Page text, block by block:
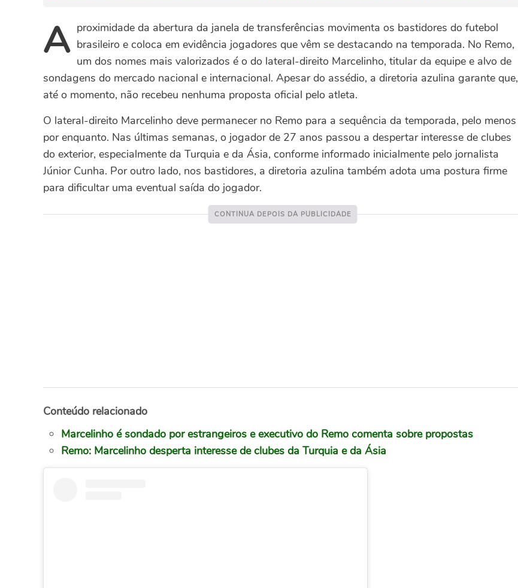
A proximidade da abertura da janela de transferências movimenta os bastidores do futebol
brasileiro e coloca em evidência jogadores que vêm se destacando na temporada. No Remo,
um dos nomes mais valorizados é o do lateral-direito Marcelinho, titular da equipe e alvo de
sondagens do mercado nacional e internacional. Apesar do assédio, a diretoria azulina garante que,
até o momento, não recebeu nenhuma proposta oficial pelo atleta.
O lateral-direito Marcelinho deve permanecer no Remo para a sequência da temporada, pelo menos
por enquanto. Nas últimas semanas, o jogador de 27 anos passou a despertar interesse de clubes
do exterior, especialmente da Turquia e da Ásia, conforme informado inicialmente pelo jornalista
Júnior Cunha. Por outro lado, nos bastidores, a diretoria azulina também adota uma postura firme
para dificultar uma eventual saída do jogador.
Conteúdo relacionado
Marcelinho é sondado por estrangeiros e executivo do Remo comenta sobre propostas
Remo: Marcelinho desperta interesse de clubes da Turquia e da Ásia